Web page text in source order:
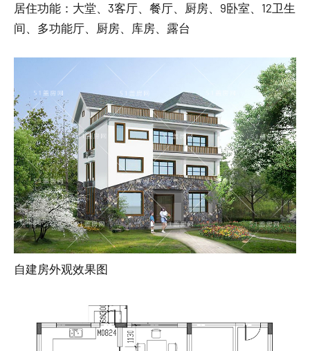
居住功能：大堂、3客厅、餐厅、厨房、9卧室、12卫生
间、多功能厅、厨房、库房、露台
自建房外观效果图